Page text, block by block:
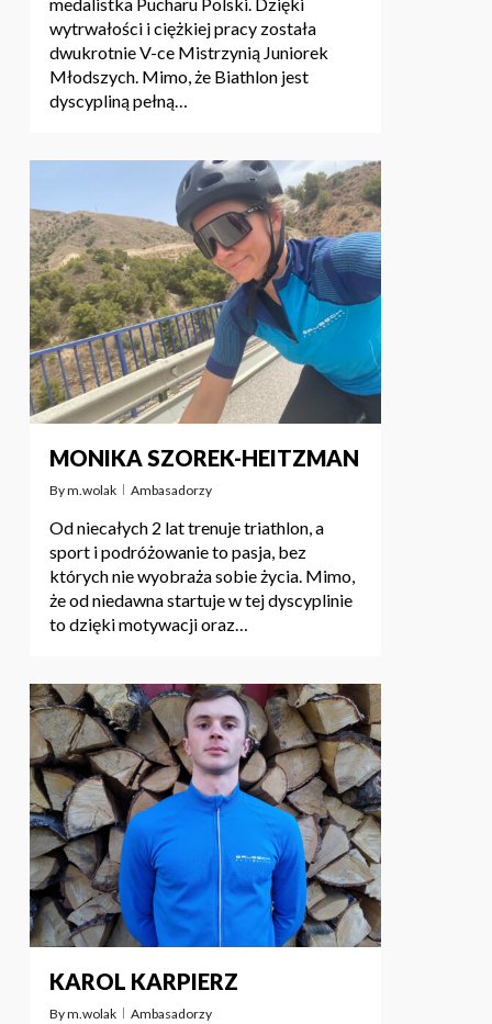
wytrwałości i ciężkiej pracy została
dwukrotnie V-ce Mistrzynią Juniorek
Młodszych. Mimo, że Biathlon jest
dyscypliną pełną…
MONIKA SZOREK-HEITZMAN
Bym.wolak Ambasadorzy
Od niecałych 2 lat trenuje triathlon, a
sport i podróżowanie to pasja, bez
których nie wyobraża sobie życia. Mimo,
że od niedawna startuje w tej dyscyplinie
to dzięki motywacji oraz…
KAROL KARPIERZ
Bym.wolak Ambasadorzy